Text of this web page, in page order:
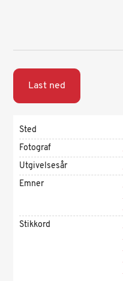
Last ned
Sted
Fotograf
Utgivelsesår
Emner
Stikkord